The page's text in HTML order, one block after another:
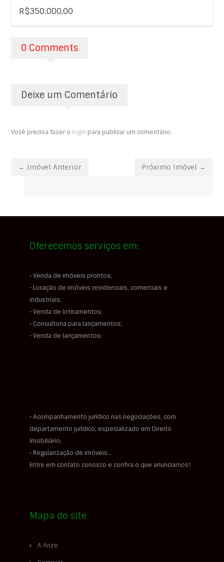
R$350.000,00
0 Comments
Deixe um Comentário
Você precisa fazer o login para publicar um comentário.
← Imóvel Anterior Próximo Imóvel →
Oferecemos serviços em:
• Venda de imóveis prontos;
• Locação de imóveis residenciais, comerciais e
industriais;
• Venda de loteamentos;
• Consultoria para lançamentos;
• Venda de lançamentos;
• Acompanhamento jurídico nas negociações, com
departamento jurídico, especializado em Direito
Imobiliário;
• Regularização de imóveis…
Entre em contato conosco e confira o que anunciamos!
Mapa do site
A Arize